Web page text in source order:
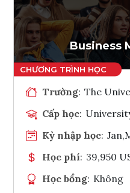
Business
Trường: The
Cấp học:
Kỳ nhập học:
Học phí: 39,950
Học bổng: Không